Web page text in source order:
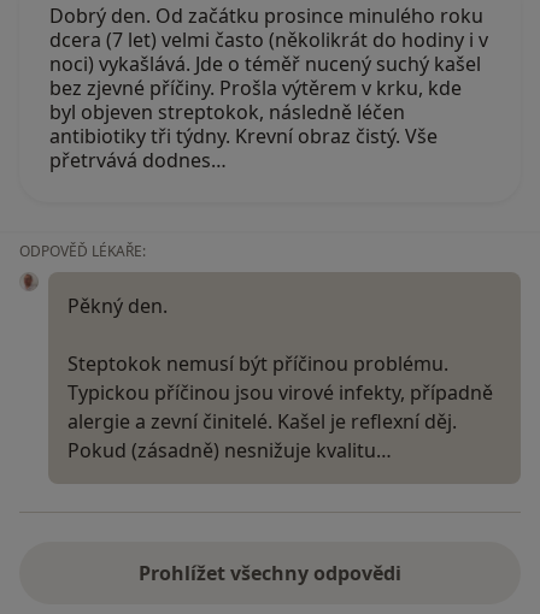
Dobrý den. Od začátku prosince minulého roku
dcera (7 let) velmi často (několikrát do hodiny i v
noci) vykašlává. Jde o téměř nucený suchý kašel
bez zjevné příčiny. Prošla výtěrem v krku, kde
byl objeven streptokok, následně léčen
antibiotiky tři týdny. Krevní obraz čistý. Vše
přetrvává dodnes…
ODPOVĚĎ LÉKAŘE:
Pěkný den.
Steptokok nemusí být příčinou problému.
Typickou příčinou jsou virové infekty, případně
alergie a zevní činitelé. Kašel je reflexní děj.
Pokud (zásadně) nesnižuje kvalitu…
Prohlížet všechny odpovědi